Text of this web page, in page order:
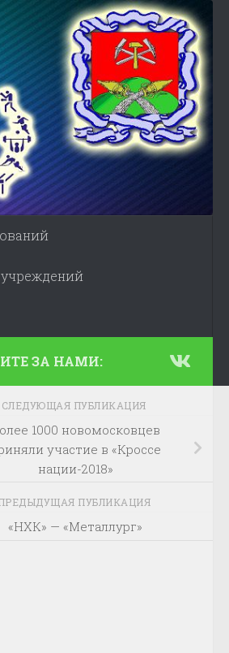
ЗА НАМИ:
СЛЕДУЮЩАЯ ПУБЛИКАЦИЯ
1000 новомосковцев
участие в «Кроссе
нации-2018»
ПУБЛИКАЦИЯ
«НХК» — «Металлург»